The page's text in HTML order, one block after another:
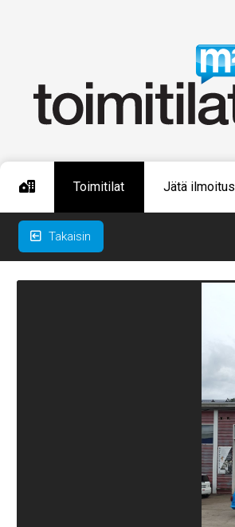
Toimitilat Jätä ilmoitus
Takaisin